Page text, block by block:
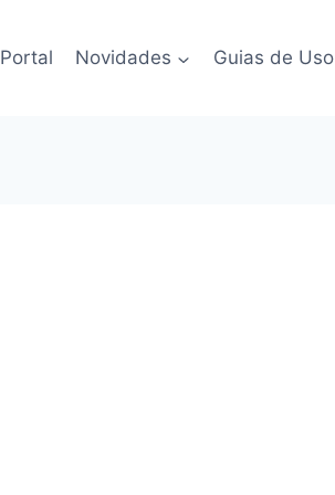
Portal Novidades Guias de Uso